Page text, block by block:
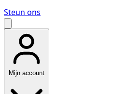
Steun ons
Mijn account